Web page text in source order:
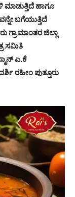
ಹಾಗೂ
ಬಗೆಯುತ್ತಿದೆ
ಜಿಲ್ಲಾ
ಸಮಿತಿ
ಎ.ಕೆ
ರಹೀಂ ಪುತ್ತೂರು